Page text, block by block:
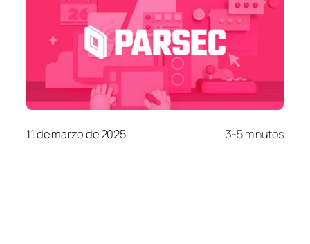
11 de marzo de 2025 3-5 minutos